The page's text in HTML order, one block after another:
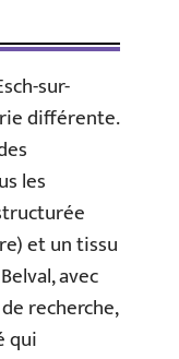
sur-
différente.
les
et un tissu
avec
recherche,
qui